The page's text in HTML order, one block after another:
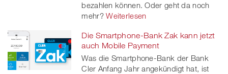
bezahlen können. Oder geht da noch
mehr? Weiterlesen
Die Smartphone-Bank Zak kann jetzt
auch Mobile Payment
Was die Smartphone-Bank der Bank
Cler Anfang Jahr angekündigt hat, ist